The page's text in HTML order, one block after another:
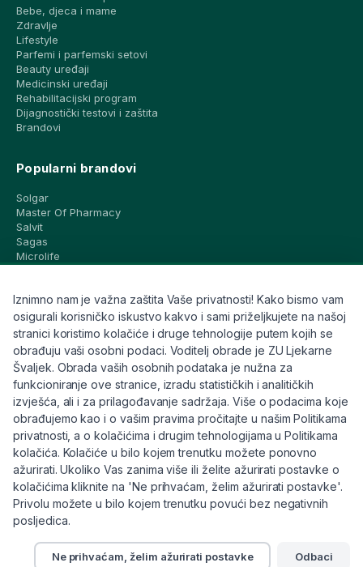
Bebe, djeca i mame
Zdravlje
Lifestyle
Parfemi i parfemski setovi
Beauty uređaji
Medicinski uređaji
Rehabilitacijski program
Dijagnostički testovi i zaštita
Brandovi
Popularni brandovi
Solgar
Master Of Pharmacy
Salvit
Sagas
Microlife
CeraVe
Eucerin
Avene
Bioderma
Svi brandovi
Info
Trebate pomoć ili imate pitanja?
+385 91 6191 901
info@eljekarna24.hr
Iznimno nam je važna zaštita Vaše privatnosti! Kako bismo vam
osigurali korisničko iskustvo kakvo i sami priželjkujete na našoj
stranici koristimo kolačiće i druge tehnologije putem kojih se
obrađuju vaši osobni podaci. Voditelj obrade je ZU Ljekarne
Švaljek. Obrada vaših osobnih podataka je nužna za
funkcioniranje ove stranice, izradu statističkih i analitičkih
izvješća, ali i za prilagođavanje sadržaja. Više o podacima koje
obrađujemo kao i o vašim pravima pročitajte u našim Politikama
privatnosti, a o kolačićima i drugim tehnologijama u Politikama
kolačića. Kolačiće u bilo kojem trenutku možete ponovno
ažurirati. Ukoliko Vas zanima više ili želite ažurirati postavke o
kolačićima kliknite na 'Ne prihvaćam, želim ažurirati postavke'.
Privolu možete u bilo kojem trenutku povući bez negativnih
posljedica.
Ne prihvaćam, želim ažurirati postavke Odbaci